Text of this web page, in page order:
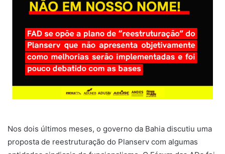
Nos dois últimos meses, o governo da Bahia discutiu uma
proposta de reestruturação do Planserv com algumas